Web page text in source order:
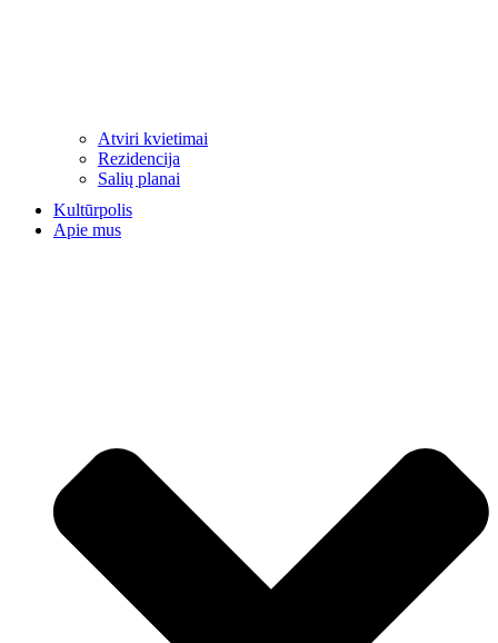
Atviri kvietimai
Rezidencija
Salių planai
Kultūrpolis
Apie mus